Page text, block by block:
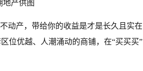
地产供图
动产，带给你的收益是才是长久且实在
位优越、人潮涌动的商铺，在“买买买”